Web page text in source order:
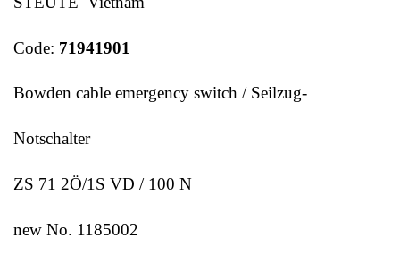
Code: 71941901
Bowden cable emergency switch / Seilzug-
Notschalter
ZS 71 2Ö/1S VD / 100 N
new No. 1185002